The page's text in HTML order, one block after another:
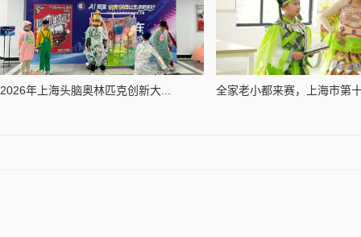
2026年上海头脑奥林匹克创新大... 全家老小都来赛，上海市第